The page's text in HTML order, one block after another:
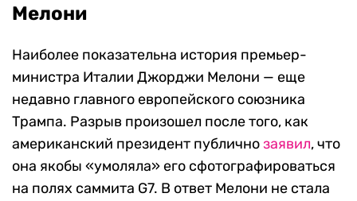
Мелони
Наиболее показательна история премьер-
министра Италии Джорджи Мелони — еще
недавно главного европейского союзника
Трампа. Разрыв произошел после того, как
американский президент публичнозаявил, что
она якобы «умоляла» его сфотографироваться
на полях саммита G7. В ответ Мелони не стала